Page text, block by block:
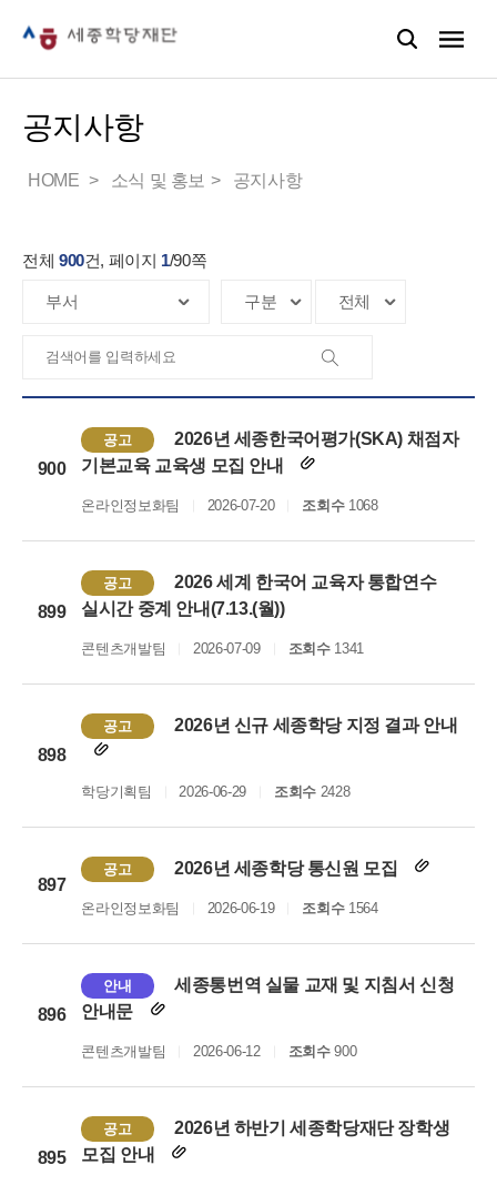
공지사항
HOME 소식 및 홍보 공지사항
전체 900건, 페이지 1/90쪽
900
공고
2026년 세종한국어평가(SKA) 채점자
기본교육 교육생 모집 안내
온라인정보화팀 2026-07-20 조회수1068
899
공고
2026 세계 한국어 교육자 통합연수
실시간 중계 안내(7.13.(월))
콘텐츠개발팀 2026-07-09 조회수1341
898
공고 2026년 신규 세종학당 지정 결과 안내
학당기획팀 2026-06-29 조회수2428
897
공고 2026년 세종학당 통신원 모집
온라인정보화팀 2026-06-19 조회수1564
896
안내
세종통번역 실물 교재 및 지침서 신청
안내문
콘텐츠개발팀 2026-06-12 조회수900
895
공고
2026년 하반기 세종학당재단 장학생
모집 안내